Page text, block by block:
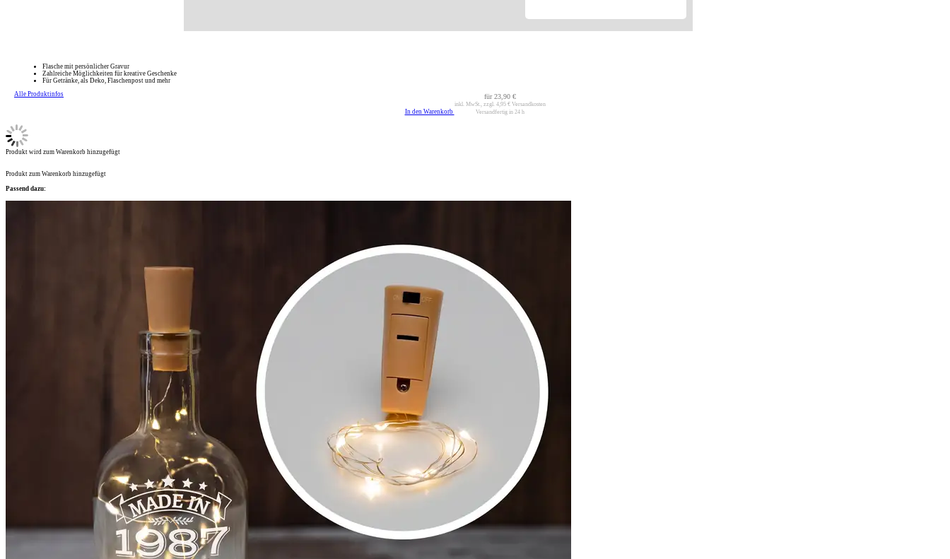
Flasche mit persönlicher Gravur
Zahlreiche Möglichkeiten für kreative Geschenke
Für Getränke, als Deko, Flaschenpost und mehr
Alle Produktinfos
In den Warenkorb
für23,90 €
inkl. MwSt., zzgl. 4,95 €Versandkosten
Versandfertig in 24 h
Produkt wird zum Warenkorb hinzugefügt
Produkt zum Warenkorb hinzugefügt
Passend dazu: